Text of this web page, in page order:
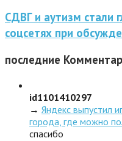
СДВГ и аутизм стали
соцсетях при
последние
id1101410297
→ Яндекс выпустил
города, где можно
спасибо